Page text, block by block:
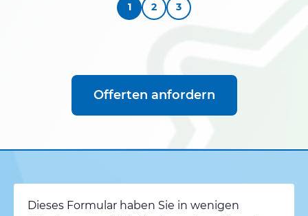
1 2 3
Offerten anfordern
Dieses Formular haben Sie in wenigen